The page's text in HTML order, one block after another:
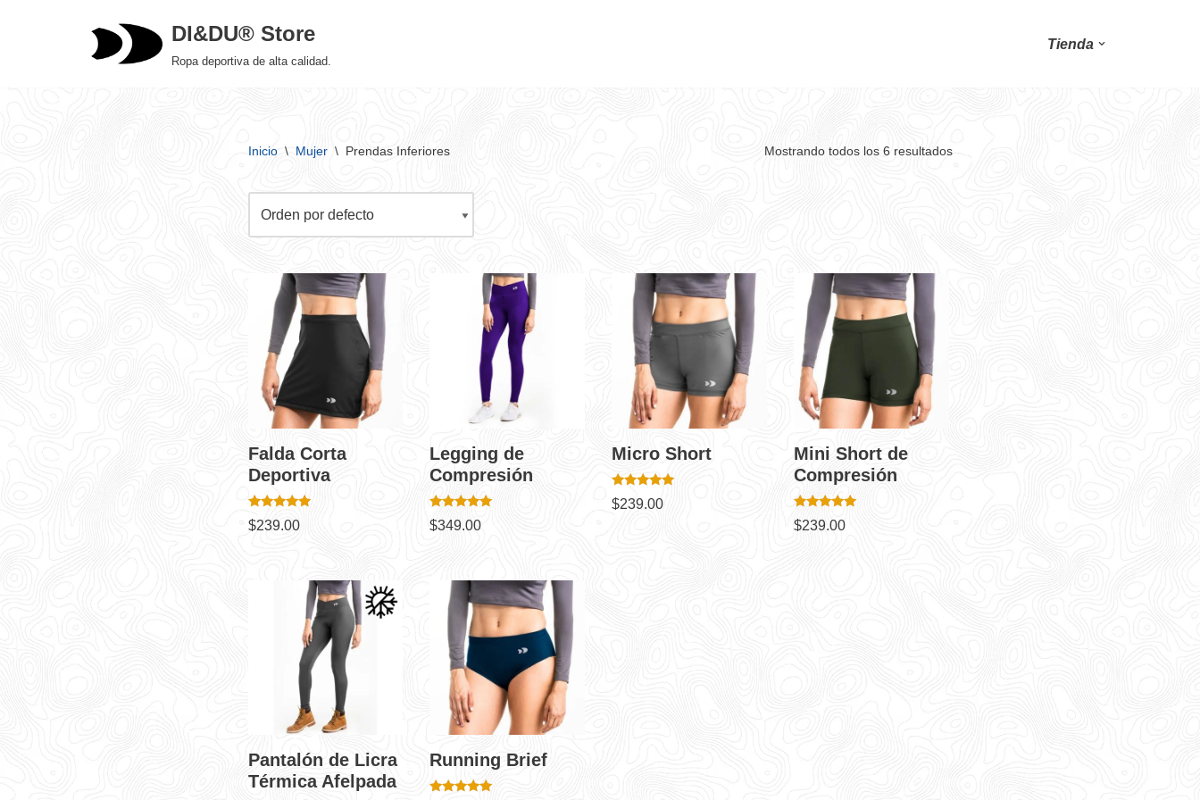
DI&DU® Store
Ropa deportiva de alta calidad.
Tienda
Inicio \ Mujer \ Prendas Inferiores Mostrando todos los 6 resultados
Falda Corta
Deportiva
Valorado en
4.90
$239.00
Legging de
Compresión
Valorado en
4.80
$349.00
Micro Short
Valorado en
5.00
$239.00
Mini Short de
Compresión
Valorado en
5.00
$239.00
Pantalón de Licra
Térmica Afelpada
Running Brief